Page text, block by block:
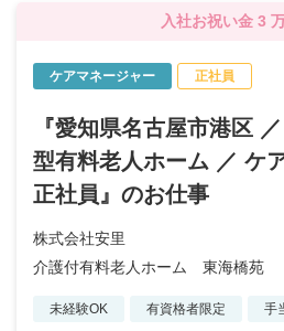
入社お祝い金 3
ケアマネージャー 正社員
『愛知県名古屋市港区
型有料老人ホーム ／ ケ
正社員』のお仕事
株式会社安里
介護付有料老人ホーム 東海橋苑
未経験OK 有資格者限定 手